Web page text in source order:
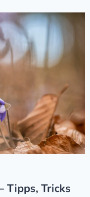
Tipps, Tricks